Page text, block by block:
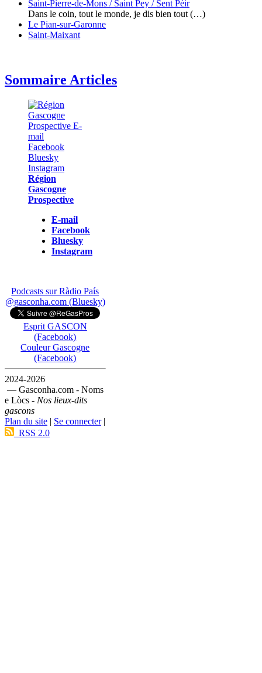
Saint-Pierre-de-Mons / Saint Pey / Sent Pèir
Dans le coin, tout le monde, je dis bien tout (…)
Le Pian-sur-Garonne
Saint-Maixant
Sommaire Articles
Région
Gascogne
Prospective
E-mail
Facebook
Bluesky
Instagram
Podcasts sur Ràdio País
@gasconha.com (Bluesky)
Esprit GASCON
(Facebook)
Couleur Gascogne
(Facebook)
2024-2026
— Gasconha.com - Noms
e Lòcs - Nos lieux-dits
gascons
Plan du site | Se connecter|
RSS 2.0